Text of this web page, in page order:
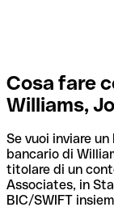
Cosa fare
Williams,
Se vuoi inviare
bancario di
titolare di un
Associates, in
BIC/SWIFT